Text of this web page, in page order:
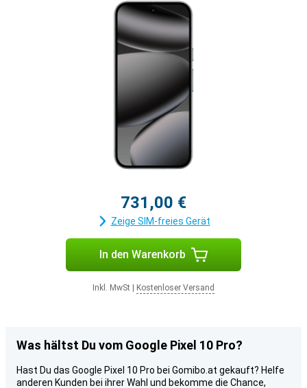
731,00 €
Zeige SIM-freies Gerät
In den Warenkorb
Inkl. MwSt Kostenloser Versand
Was hältst Du vom Google Pixel 10 Pro?
Hast Du das Google Pixel 10 Pro bei Gomibo.at gekauft? Helfe
anderen Kunden bei ihrer Wahl und bekomme die Chance,